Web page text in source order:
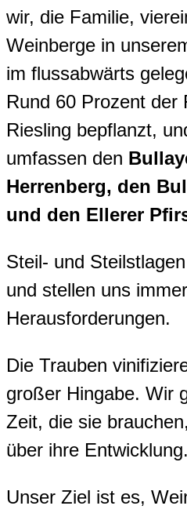
wir, die Familie,
Weinberge in
im flussabwärts
Rund 60 Prozent der
Riesling bepflanzt,
umfassen den
Herrenberg, den
und den Ellerer
Steil- und
und stellen uns
Herausforderungen.
Die Trauben
großer Hingabe. Wir
Zeit, die sie
über ihre Entwicklung.
Unser Ziel ist es,